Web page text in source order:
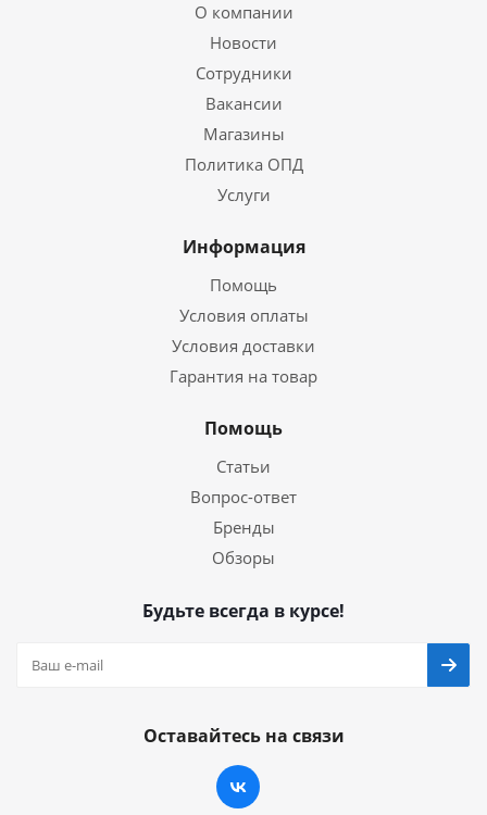
О компании
Новости
Сотрудники
Вакансии
Магазины
Политика ОПД
Услуги
Информация
Помощь
Условия оплаты
Условия доставки
Гарантия на товар
Помощь
Статьи
Вопрос-ответ
Бренды
Обзоры
Будьте всегда в курсе!
Оставайтесь на связи